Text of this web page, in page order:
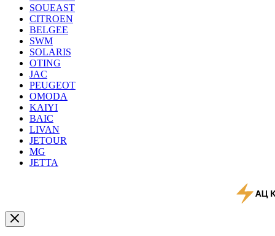
SOUEAST
CITROEN
BELGEE
SWM
SOLARIS
OTING
JAC
PEUGEOT
OMODA
KAIYI
BAIC
LIVAN
JETOUR
MG
JETTA